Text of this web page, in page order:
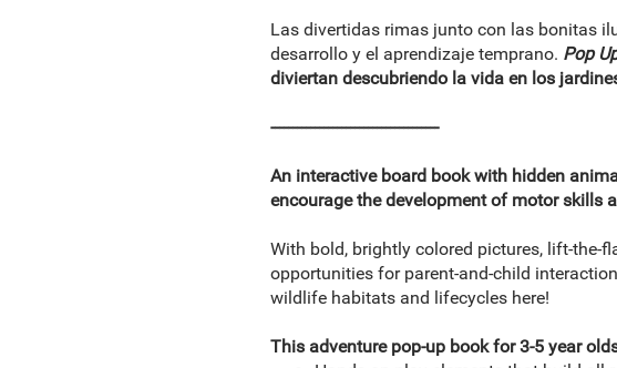
Las divertidas rimas junto con las bonitas
desarrollo y el aprendizaje temprano. Pop
diviertan descubriendo la vida en los
--------------------------------------
An interactive board book with hidden
encourage the development of motor skills
With bold, brightly colored pictures, lift-the-
opportunities for parent-and-child
wildlife habitats and lifecycles here!
This adventure pop-up book for 3-5 year